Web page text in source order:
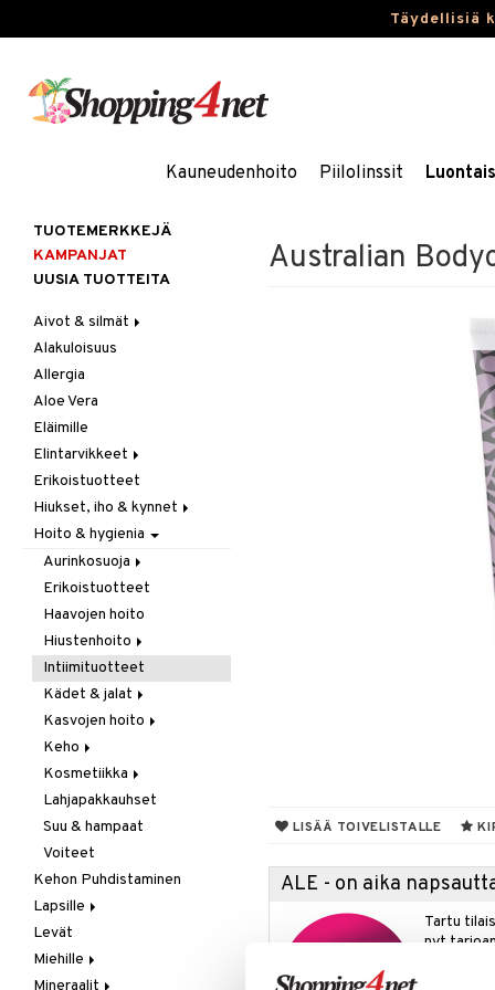
Täydellisiä
Kauneudenhoito Piilolinssit
Australian
LISÄÄ TOIVELISTALLE
ALE - on aika
Tartu
nyt
TUOTEMERKKEJÄ
KAMPANJAT
UUSIA TUOTTEITA
Aivot & silmät
Muisti
Rasvahapot
Silmät
Alakuloisuus
Allergia
Aloe Vera
Eläimille
Elintarvikkeet
Hedelmät & pähkinät
Itäminen
Jauhot & leivonta
Juomat
Kookos
Makeutusaineet
Mausteet & liemet
Muut
Öljy & rasva
Pähkinä- & siementahnoja
Patukat
Rawfood
Säilytys
Snacks
Suklaa
Tee
Erikoistuotteet
Hiukset, iho & kynnet
Aurinko & pigmentti
Hiukset
Ravintolisät
Hoito & hygienia
Aurinkosuoja
Aftersun-tuotteet
Aurinkovoiteet
Huulet
Erikoistuotteet
Haavojen hoito
Hiustenhoito
Erikoistuotteet
Hoitoaineet
Sampoot
Intiimituotteet
Kädet & jalat
Jalkojen hoito
Käsien hoito
Muut tarvikkeet
Kasvojen hoito
Erikoistuotteet
Parranajotuotteet
Puhdistaminen
Silmänympärysvoiteet
Voiteet
Keho
Deodorantit
Erikoistuotteet
Eteeriset öljyt
Kylpy, suihku & saippuat
Öljyt
Vartalon kuorinta
Vartalovoiteet
Kosmetiikka
Huulet
Iho
Silmät
Lahjapakkauhset
Suu & hampaat
Voiteet
Kehon Puhdistaminen
Lapsille
Ihonhoito
Rasvahapot
Vitamiinit &mineraalit
Levät
Miehille
Eturauhanen
Mineraalit